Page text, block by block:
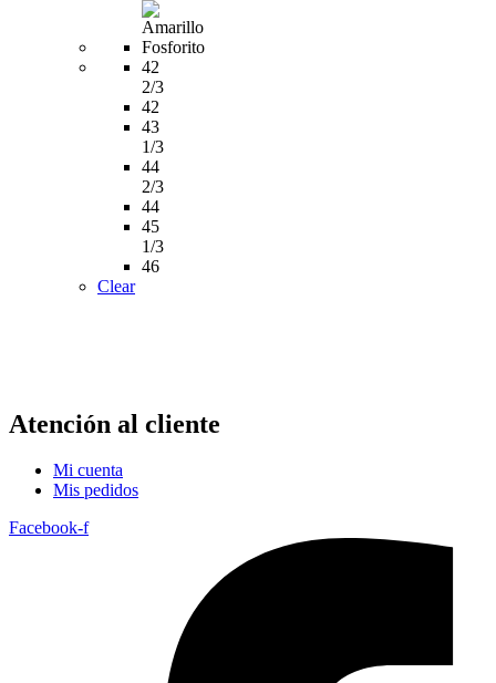
42
2/3
42
43
1/3
44
2/3
44
45
1/3
46
Clear
Atención al cliente
Mi cuenta
Mis pedidos
Facebook-f